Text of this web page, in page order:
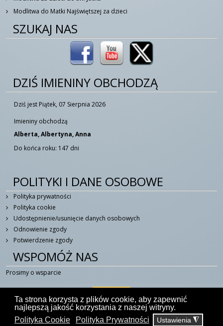
Ta strona korzysta z plików cookie, aby zapewnić
najlepszą jakość korzystania z naszej witryny.
Polityka Cookie
Polityka Prywatności Ustawienia ◮
Modlitwa do Matki Najświętszej za dzieci
SZUKAJ NAS
DZIŚ IMIENINY OBCHODZĄ
Dziś jest Piątek, 07 Sierpnia 2026
Imieniny obchodzą
Alberta, Albertyna, Anna
Do końca roku: 147 dni
POLITYKI I DANE OSOBOWE
Polityka prywatności
Polityka cookie
Udostępnienie/usunięcie danych osobowych
Odnowienie zgody
Potwierdzenie zgody
WSPOMÓŻ NAS
Prosimy o wsparcie